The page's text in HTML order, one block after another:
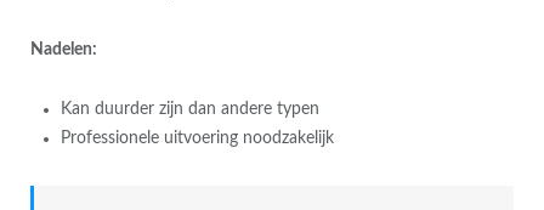
Nadelen:
Kan duurder zijn dan andere typen
Professionele uitvoering noodzakelijk